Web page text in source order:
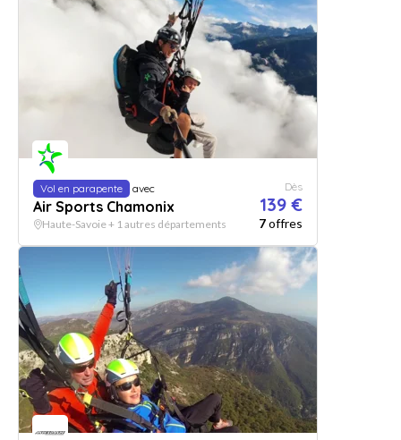
Vol en parapente avec
Air Sports Chamonix
Dès
139 €
Haute-Savoie + 1 autres départements 7offres